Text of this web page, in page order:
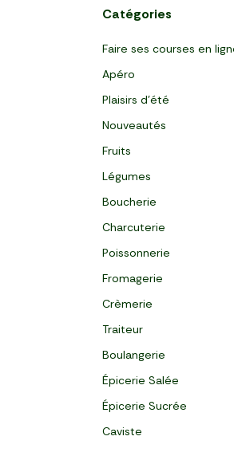
Catégories
Faire ses courses en
Apéro
Plaisirs d'été
Nouveautés
Fruits
Légumes
Boucherie
Charcuterie
Poissonnerie
Fromagerie
Crèmerie
Traiteur
Boulangerie
Épicerie Salée
Épicerie Sucrée
Caviste